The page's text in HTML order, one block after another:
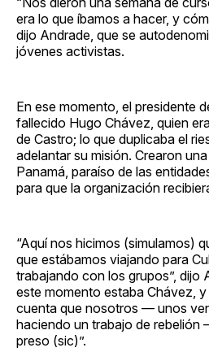
era lo que íbamos a hacer, y
dijo Andrade, que se
jóvenes activistas.
En ese momento, el presidente
fallecido Hugo Chávez, quien
de Castro; lo que duplicaba el
adelantar su misión. Crearon
Panamá, paraíso de las
para que la organización
“Aquí nos hicimos (simulamos)
que estábamos viajando para
trabajando con los grupos”, dijo
este momento estaba Chávez, y
cuenta que nosotros — unos
haciendo un trabajo de rebelión
preso (sic)”.